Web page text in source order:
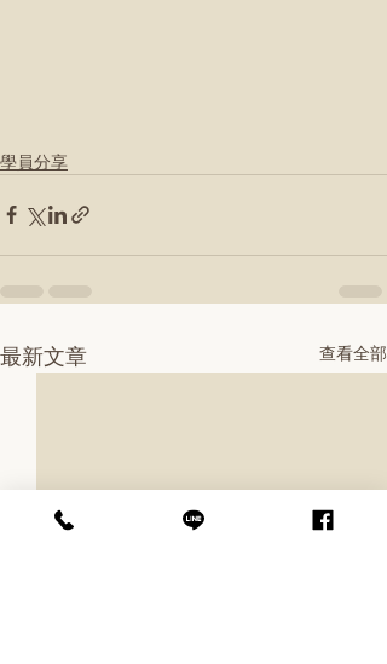
學員分享
最新文章 查看全部